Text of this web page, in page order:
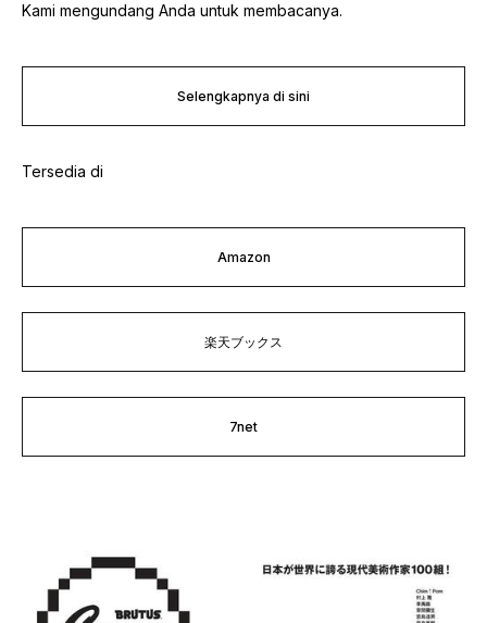
Kami mengundang Anda untuk membacanya.
Selengkapnya di sini
Tersedia di
Amazon
楽天ブックス
7net